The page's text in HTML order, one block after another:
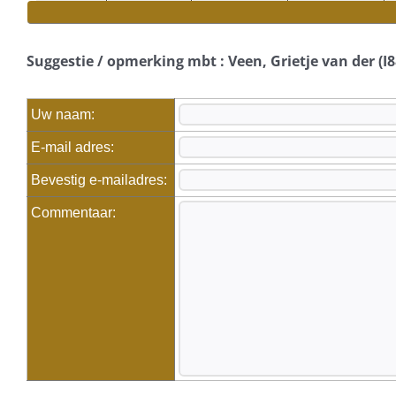
Suggestie / opmerking mbt : Veen, Grietje van der
Uw naam:
E-mail adres:
Bevestig e-mailadres:
Commentaar: